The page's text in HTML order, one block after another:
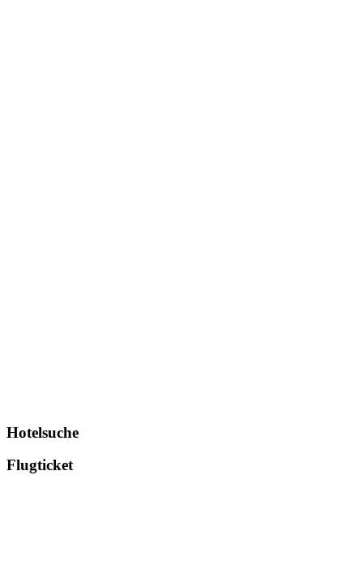
Hotelsuche
Flugticket